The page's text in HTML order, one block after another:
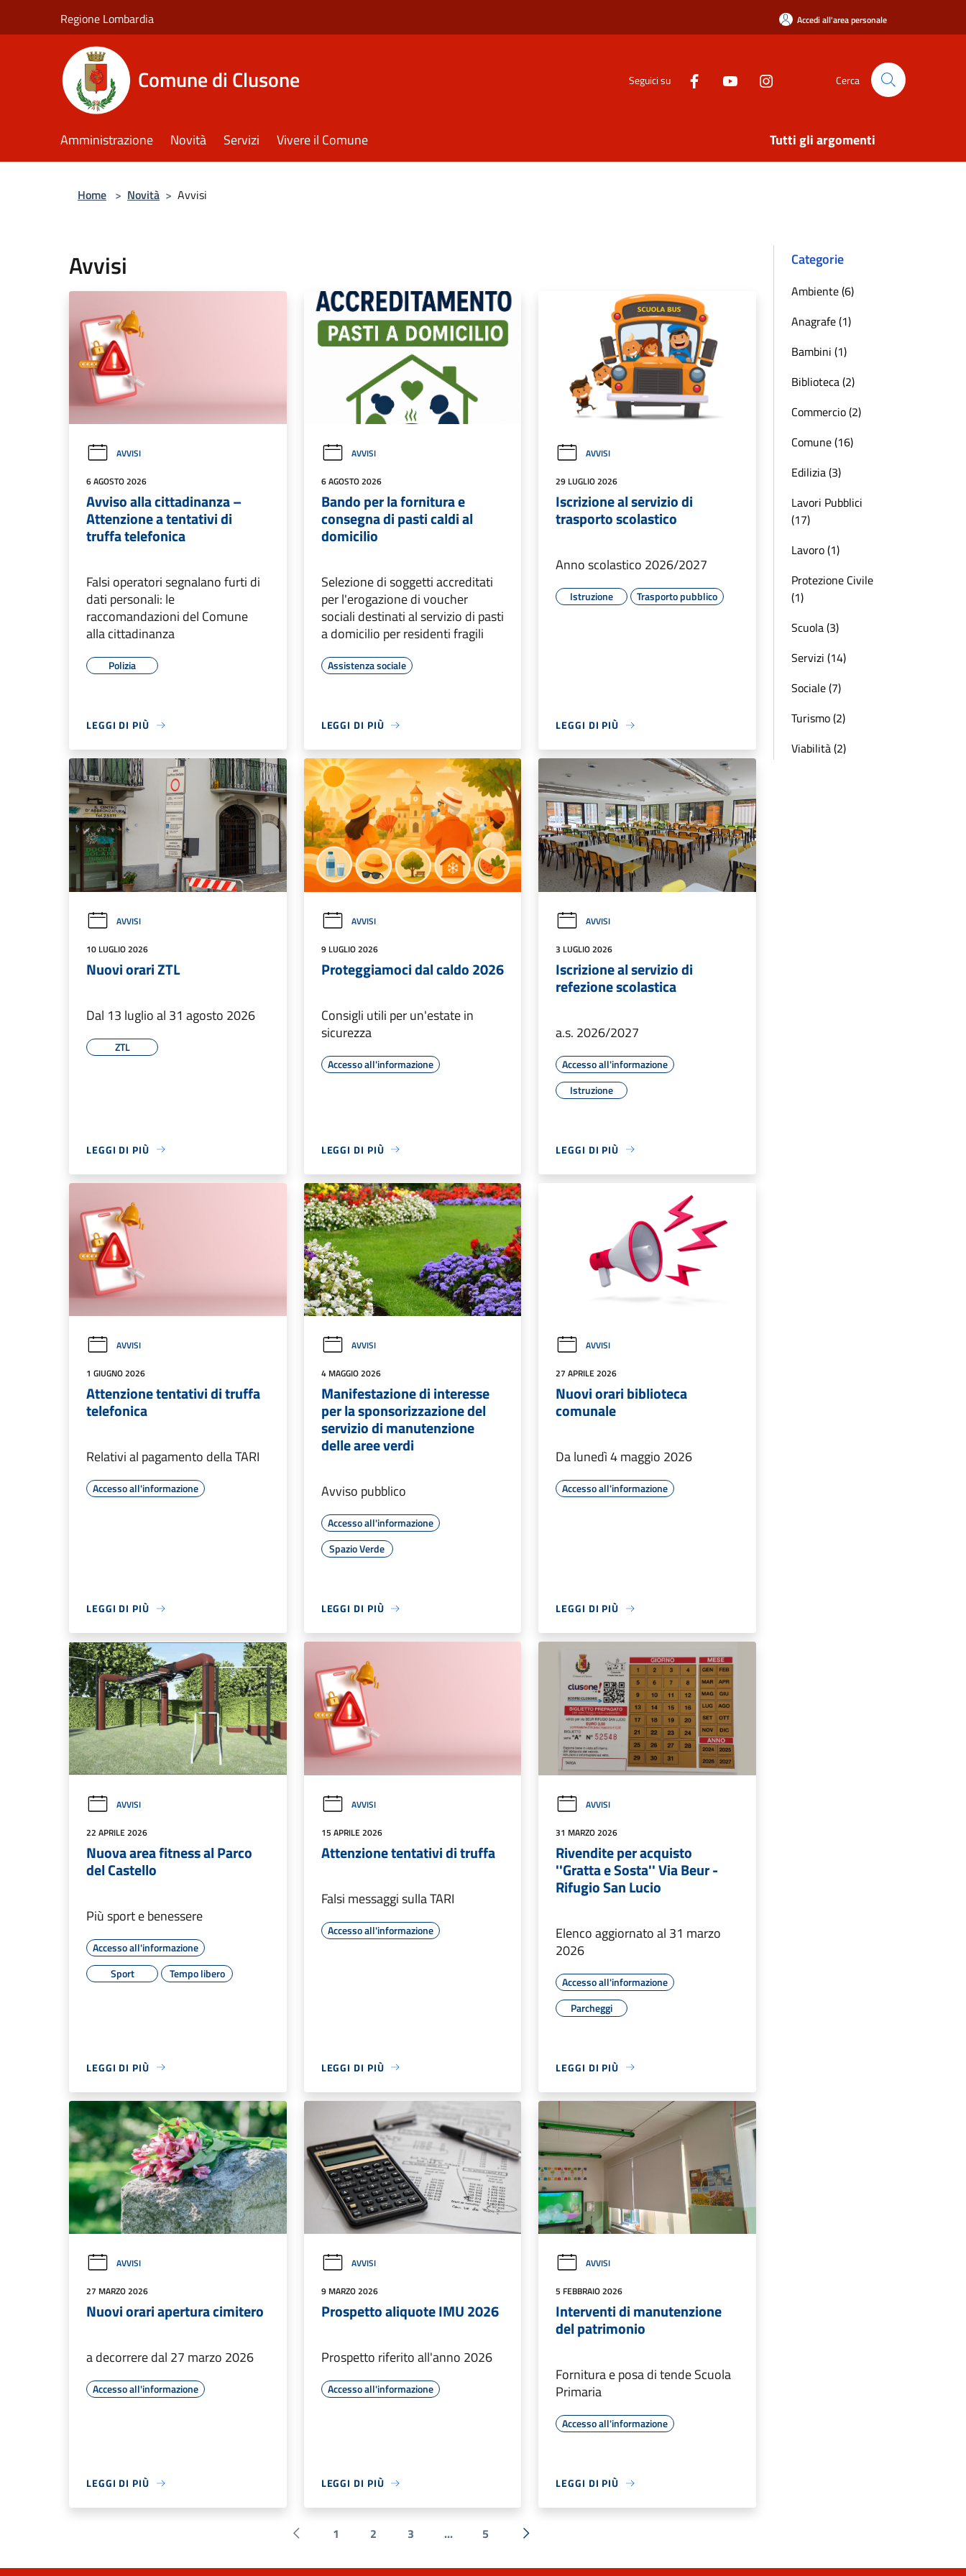
Regione Lombardia Accedi all'area personale
Comune di Clusone Seguici su Cerca
Amministrazione Novità Servizi Vivere il Comune Tutti gli argomenti
Home > Novità > Avvisi
Avvisi
AVVISI
6 AGOSTO 2026
Avviso alla cittadinanza –
Attenzione a tentativi di
truffa telefonica
Falsi operatori segnalano furti di
dati personali: le
raccomandazioni del Comune
alla cittadinanza
Polizia
LEGGI DI PIÙ
AVVISI
6 AGOSTO 2026
Bando per la fornitura e
consegna di pasti caldi al
domicilio
Selezione di soggetti accreditati
per l'erogazione di voucher
sociali destinati al servizio di pasti
a domicilio per residenti fragili
Assistenza sociale
LEGGI DI PIÙ
AVVISI
29 LUGLIO 2026
Iscrizione al servizio di
trasporto scolastico
Anno scolastico 2026/2027
Istruzione Trasporto pubblico
LEGGI DI PIÙ
AVVISI
10 LUGLIO 2026
Nuovi orari ZTL
Dal 13 luglio al 31 agosto 2026
ZTL
LEGGI DI PIÙ
AVVISI
9 LUGLIO 2026
Proteggiamoci dal caldo 2026
Consigli utili per un'estate in
sicurezza
Accesso all'informazione
LEGGI DI PIÙ
AVVISI
3 LUGLIO 2026
Iscrizione al servizio di
refezione scolastica
a.s. 2026/2027
Accesso all'informazione
Istruzione
LEGGI DI PIÙ
AVVISI
1 GIUGNO 2026
Attenzione tentativi di truffa
telefonica
Relativi al pagamento della TARI
Accesso all'informazione
LEGGI DI PIÙ
AVVISI
4 MAGGIO 2026
Manifestazione di interesse
per la sponsorizzazione del
servizio di manutenzione
delle aree verdi
Avviso pubblico
Accesso all'informazione
Spazio Verde
LEGGI DI PIÙ
AVVISI
27 APRILE 2026
Nuovi orari biblioteca
comunale
Da lunedì 4 maggio 2026
Accesso all'informazione
LEGGI DI PIÙ
AVVISI
22 APRILE 2026
Nuova area fitness al Parco
del Castello
Più sport e benessere
Accesso all'informazione
Sport
Tempo libero
LEGGI DI PIÙ
AVVISI
15 APRILE 2026
Attenzione tentativi di truffa
Falsi messaggi sulla TARI
Accesso all'informazione
LEGGI DI PIÙ
AVVISI
31 MARZO 2026
Rivendite per acquisto
''Gratta e Sosta'' Via Beur -
Rifugio San Lucio
Elenco aggiornato al 31 marzo
2026
Accesso all'informazione
Parcheggi
LEGGI DI PIÙ
AVVISI
27 MARZO 2026
Nuovi orari apertura cimitero
a decorrere dal 27 marzo 2026
Accesso all'informazione
LEGGI DI PIÙ
AVVISI
9 MARZO 2026
Prospetto aliquote IMU 2026
Prospetto riferito all'anno 2026
Accesso all'informazione
LEGGI DI PIÙ
AVVISI
5 FEBBRAIO 2026
Interventi di manutenzione
del patrimonio
Fornitura e posa di tende Scuola
Primaria
Accesso all'informazione
LEGGI DI PIÙ
Pagina precedente
1 2 3 ... 5
Successiva »
Categorie
Ambiente (6)
Anagrafe (1)
Bambini (1)
Biblioteca (2)
Commercio (2)
Comune (16)
Edilizia (3)
Lavori Pubblici
(17)
Lavoro (1)
Protezione Civile
(1)
Scuola (3)
Servizi (14)
Sociale (7)
Turismo (2)
Viabilità (2)